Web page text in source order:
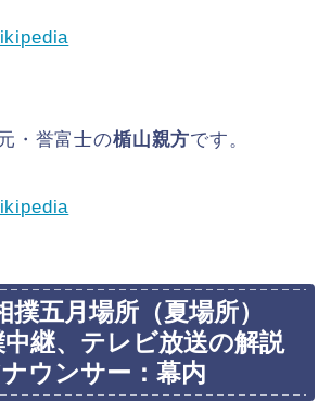
・誉富士の楯山親方です。
撲五月場所（夏場所）
継、テレビ放送の解説
ウンサー：幕内